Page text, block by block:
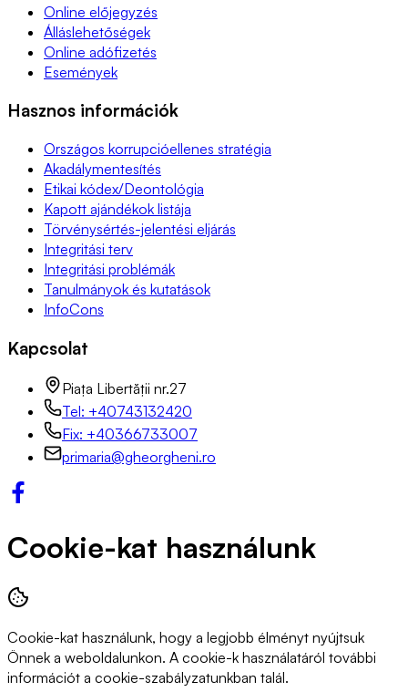
Online előjegyzés
Álláslehetőségek
Online adófizetés
Események
Hasznos információk
Országos korrupcióellenes stratégia
Akadálymentesítés
Etikai kódex/Deontológia
Kapott ajándékok listája
Törvénysértés-jelentési eljárás
Integritási terv
Integritási problémák
Tanulmányok és kutatások
InfoCons
Kapcsolat
Piața Libertății nr.27
Tel: +40743132420
Fix: +40366733007
primaria@gheorgheni.ro
Cookie-kat használunk
Cookie-kat használunk, hogy a legjobb élményt nyújtsuk
Önnek a weboldalunkon. A cookie-k használatáról további
információt a cookie-szabályzatunkban talál.